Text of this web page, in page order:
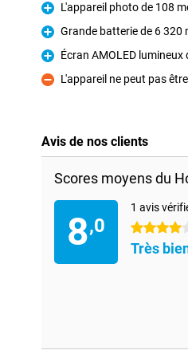
Pour
L'appareil photo de 108
Pour
Grande batterie de 6 320
Pour
Écran AMOLED
Contre
L'appareil ne peut pas
Avis de nos clients
Scores moyens du
8,0
1 avis
4 étoiles
Très